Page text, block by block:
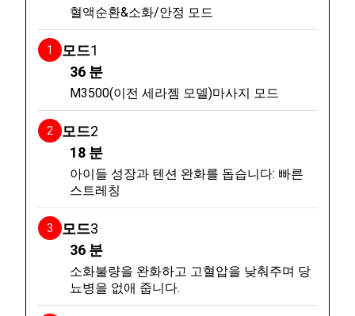
혈액순환&소화/안정 모드
모드1
36 분
M3500(이전 세라젬 모델)마사지 모드
모드2
18 분
아이들 성장과 텐션 완화를 돕습니다: 빠른
스트레칭
모드3
36 분
소화불량을 완화하고 고혈압을 낮춰주며 당
뇨병을 없애 줍니다.